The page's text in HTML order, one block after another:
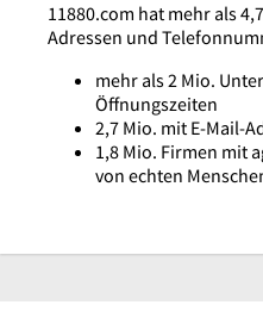
11880.com hat mehr als
Adressen und
mehr als 2 Mio.
Öffnungszeiten
2,7 Mio. mit E-Mail-
1,8 Mio. Firmen mit
von echten